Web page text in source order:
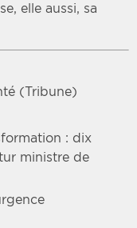
elle aussi, sa
(Tribune)
: dix
ministre de